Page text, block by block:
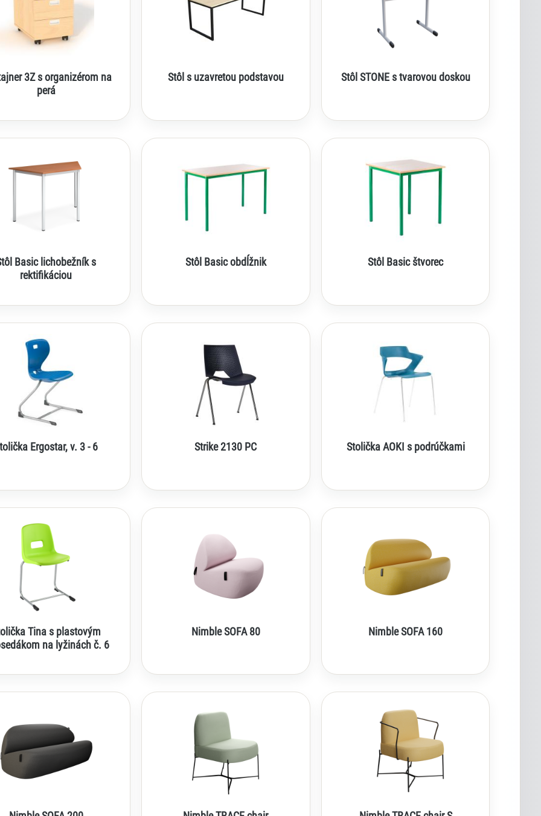
3Z s organizérom na
perá
Stôl s uzavretou podstavou Stôl STONE s tvarovou doskou
Basic lichobežník s
rektifikáciou
Stôl Basic obdĺžnik Stôl Basic štvorec
Ergostar, v. 3 - 6 Strike 2130 PC Stolička AOKI s podrúčkami
Tina s plastovým
na lyžinách č. 6
Nimble SOFA 80 Nimble SOFA 160